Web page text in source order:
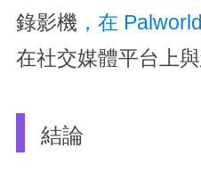
錄影機 ，在
在社交媒體平台上與
結論